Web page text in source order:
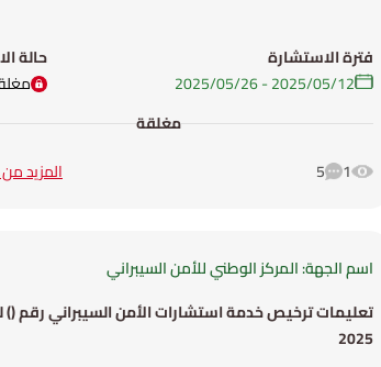
فترة الاستشارة
12‏/05‏/2025
-
26‏/05‏/2025
حالة
مغلقة
1
5 المزيد
اسم الجهة: المركز الوطني للأمن السيبراني
تعليمات ترخيص خدمة استشارات الأمن السيبراني رقم
2025